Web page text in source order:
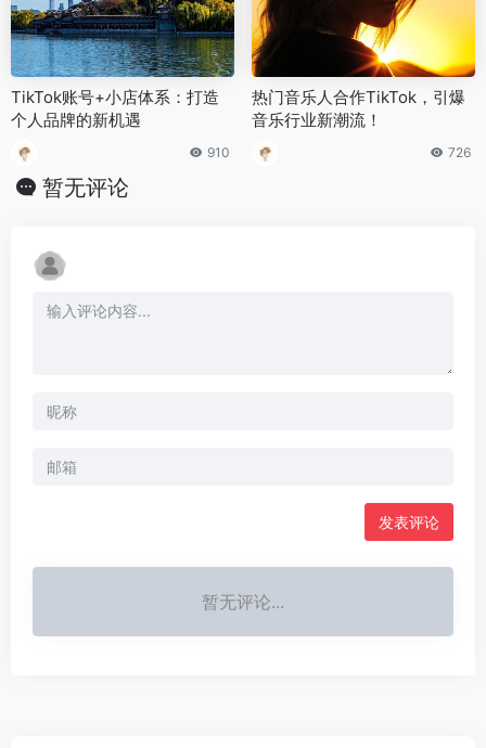
TikTok账号+小店体系：打造
个人品牌的新机遇
910
热门音乐人合作TikTok，引爆
音乐行业新潮流！
726
暂无评论
发表评论
暂无评论...